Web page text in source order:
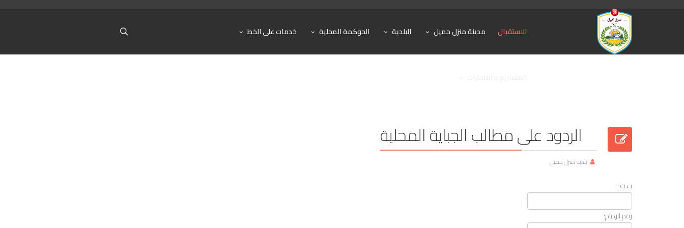
الاستقبال مدينة منزل جميل البلدية الحوكمة المحلية خدمات على الخط
الردود على مطالب الجباية المحلية
بلدية منزل جميل
ب.ت :
رقم الزمام: